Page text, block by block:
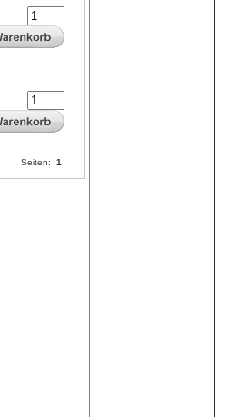
Seiten: 1